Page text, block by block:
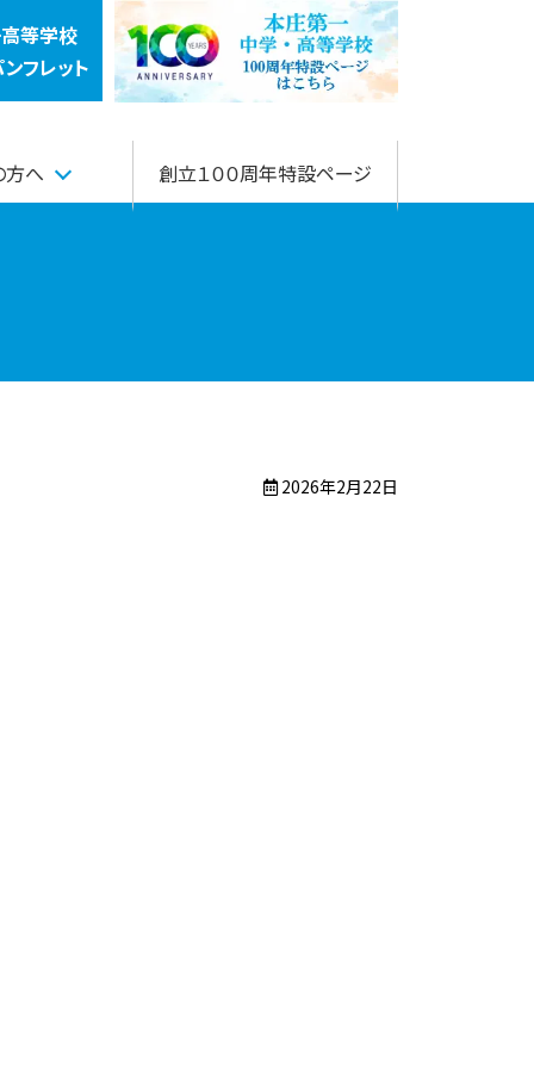
等学校
フレット
方へ 創立１００周年特設ページ
2026年2月22日